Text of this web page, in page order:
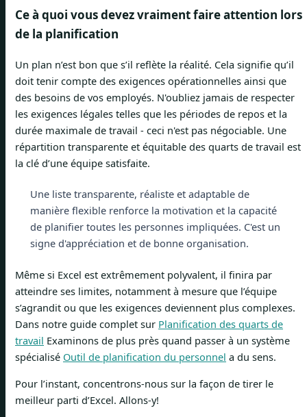
Ce à quoi vous devez vraiment faire attention lors
de la planification
Un plan n’est bon que s’il reflète la réalité. Cela signifie qu’il
doit tenir compte des exigences opérationnelles ainsi que
des besoins de vos employés. N'oubliez jamais de respecter
les exigences légales telles que les périodes de repos et la
durée maximale de travail - ceci n'est pas négociable. Une
répartition transparente et équitable des quarts de travail est
la clé d’une équipe satisfaite.
Une liste transparente, réaliste et adaptable de
manière flexible renforce la motivation et la capacité
de planifier toutes les personnes impliquées. C'est un
signe d'appréciation et de bonne organisation.
Même si Excel est extrêmement polyvalent, il finira par
atteindre ses limites, notamment à mesure que l’équipe
s’agrandit ou que les exigences deviennent plus complexes.
Dans notre guide complet sur Planification des quarts de
travail Examinons de plus près quand passer à un système
spécialisé Outil de planification du personnel a du sens.
Pour l’instant, concentrons-nous sur la façon de tirer le
meilleur parti d’Excel. Allons-y!